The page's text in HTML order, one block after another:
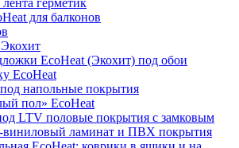
герметик
для балконов
EcoHeat (Экохит) под обои
EcoHeat
напольные покрытия
пол» ЕcoHeat
LTV половые покрытия c замковым
виниловый ламинат и ПВХ покрытия